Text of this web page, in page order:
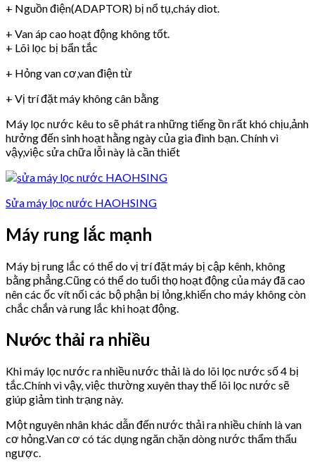
+ Nguồn điện(ADAPTOR) bị nổ tụ,cháy diot.
+ Van áp cao hoạt động không tốt.
+ Lõi lọc bị bẩn tắc
+ Hỏng van cơ,van điện từ
+ Vị trí đặt máy không cân bằng
Máy lọc nước kêu to sẽ phát ra những tiếng ồn rất khó chịu,ảnh
hưởng đến sinh hoạt hằng ngày của gia đình bạn. Chính vì
vậy,việc sửa chữa lỗi này là cần thiết
Sửa máy lọc nước HAOHSING
Máy rung lắc mạnh
Máy bị rung lắc có thể do vị trí đặt máy bị cập kênh, không
bằng phẳng.Cũng có thể do tuổi thọ hoạt động của máy đã cao
nên các ốc vít nối các bộ phận bị lỏng,khiến cho máy không còn
chắc chắn và rung lắc khi hoạt động.
Nước thải ra nhiều
Khi máy lọc nước ra nhiều nước thải là do lõi lọc nước số 4 bị
tắc.Chính vì vậy, việc thường xuyên thay thế lõi lọc nước sẽ
giúp giảm tình trạng này.
Một nguyên nhân khác dẫn đến nước thải ra nhiều chính là van
cơ hỏng.Van cơ có tác dụng ngăn chặn dòng nước thẩm thấu
ngược.